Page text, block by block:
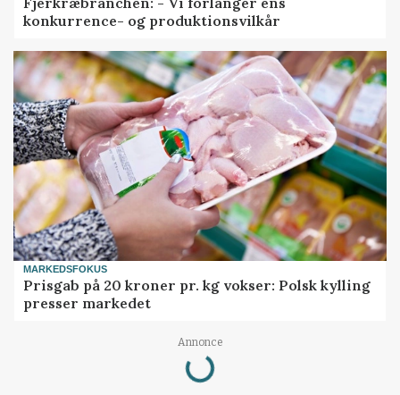
konkurrence- og produktionsvilkår
MARKEDSFOKUS
Prisgab på 20 kroner pr. kg vokser: Polsk kylling
presser markedet
Annonce
Loading...